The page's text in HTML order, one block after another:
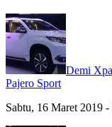
Demi
Pajero Sport
Sabtu, 16 Maret 2019